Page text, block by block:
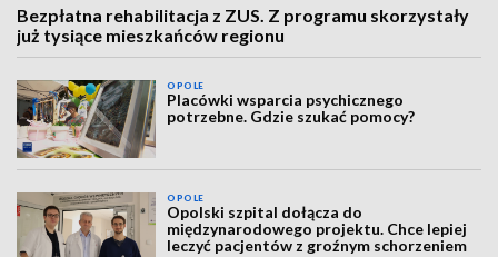
Bezpłatna rehabilitacja z ZUS. Z programu skorzystały
już tysiące mieszkańców regionu
OPOLE
Placówki wsparcia psychicznego
potrzebne. Gdzie szukać pomocy?
OPOLE
Opolski szpital dołącza do
międzynarodowego projektu. Chce lepiej
leczyć pacjentów z groźnym schorzeniem